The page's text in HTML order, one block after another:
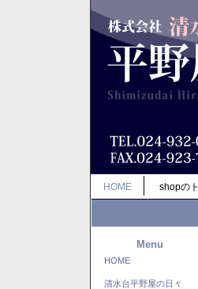
HOME shopの
Menu
HOME
清水台平野屋の日々